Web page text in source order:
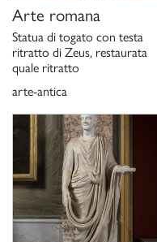
Arte romana
Statua di togato con testa
ritratto di Zeus, restaurata
quale ritratto
arte-antica